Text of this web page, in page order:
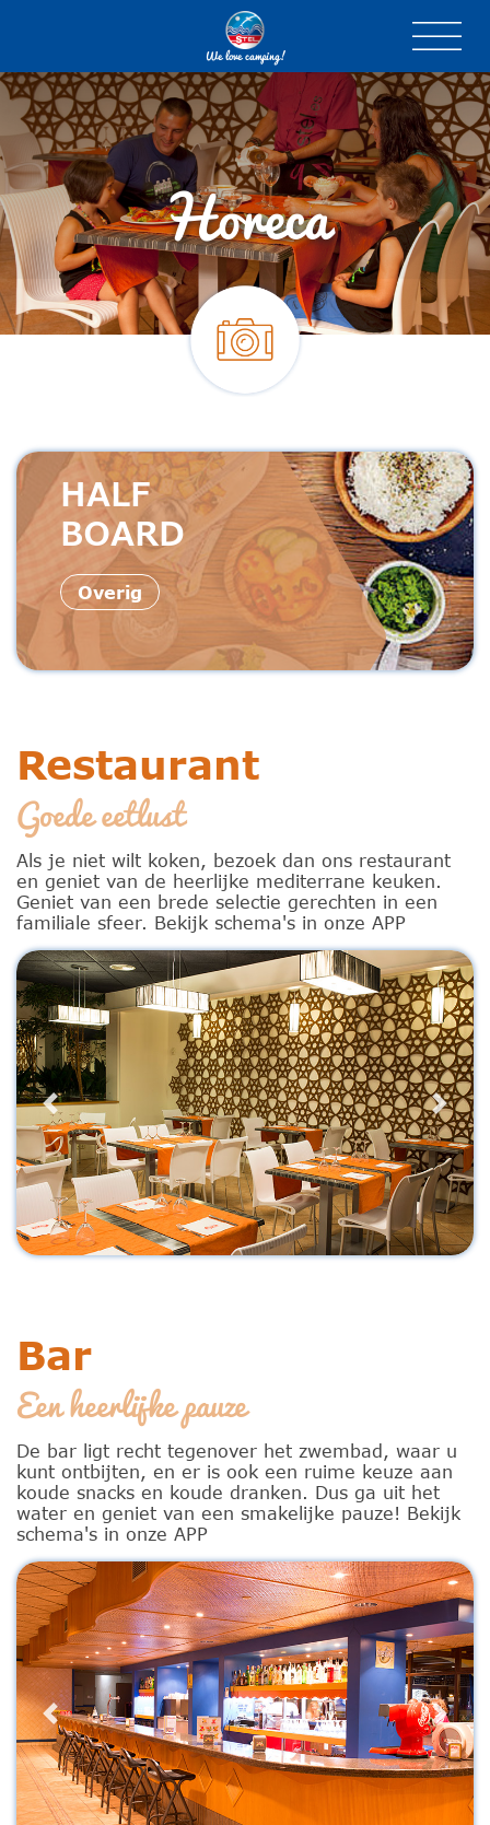
We love camping!
Horeca
HALF
BOARD
Overig
Restaurant
Goede eetlust
Als je niet wilt koken, bezoek dan ons restaurant
en geniet van de heerlijke mediterrane keuken.
Geniet van een brede selectie gerechten in een
familiale sfeer. Bekijk schema's in onze APP
Previous Next
Bar
Een heerlijke pauze
De bar ligt recht tegenover het zwembad, waar u
kunt ontbijten, en er is ook een ruime keuze aan
koude snacks en koude dranken. Dus ga uit het
water en geniet van een smakelijke pauze! Bekijk
schema's in onze APP
Previous Next